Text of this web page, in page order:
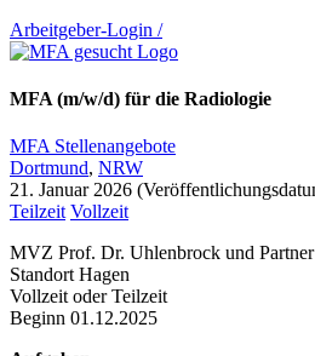
Arbeitgeber-Login /
MFA (m/w/d) für die Radiologie
MFA Stellenangebote
Dortmund, NRW
21. Januar 2026
Teilzeit Vollzeit
MVZ Prof. Dr. Uhlenbrock und Partner
Standort Hagen
Vollzeit oder Teilzeit
Beginn 01.12.2025